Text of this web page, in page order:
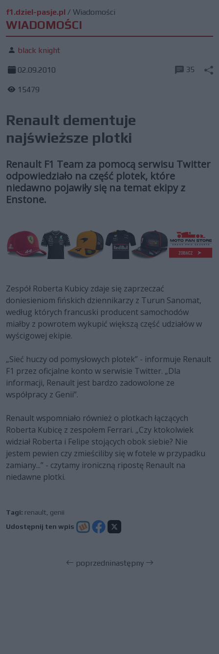
f1.dziel-pasje.pl / Wiadomości
WIADOMOŚCI
black knight
02.09.2010
15479
35
Renault dementuje
najświeższe plotki
Renault F1 Team za pomocą serwisu Twitter
odpowiedziało na część plotek, które
niedawno pojawiły się na temat ekipy z
Enstone.
Zespół Roberta Kubicy zdaje się zaprzeczać
doniesieniom fińskich dziennikarzy z Turun Sanomat,
według których francuski producent samochodów
miałby z powrotem wykupić większą część udziałów w
wyścigowej ekipie.
„Sieć huczy od pomysłowych plotek” - informuje Renault
F1 przez oficjalne konto w serwisie Twitter. „Dla
informacji, Renault jest bardzo zadowolone ze
współpracy z Genii”.
Renault wspomniało również o plotkach łączących
Roberta Kubicę z zespołem Ferrari. „Czy ktokolwiek
widział Roberta i Felipe stojących obok siebie? Nie
jestem pewien czy zmieściliby się w fotele w przypadku
zamiany...” - czytamy ironiczną ripostę Renault na
niedawne plotki.
Tagi: renault genii
Udostępnij ten wpis
poprzedninastępny